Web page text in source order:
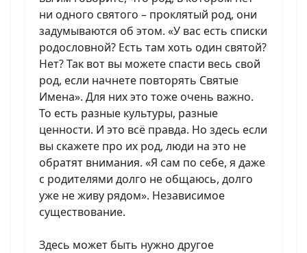
ни одного святого – проклятый род, они
задумываются об этом. «У вас есть списки
родословной? Есть там хоть один святой?
Нет? Так вот вы можете спасти весь свой
род, если начнете повторять Святые
Имена». Для них это тоже очень важно.
То есть разные культуры, разные
ценности. И это всё правда. Но здесь если
вы скажете про их род, люди на это не
обратят внимания. «Я сам по себе, я даже
с родителями долго не общаюсь, долго
уже не живу рядом». Независимое
существование.
Здесь может быть нужно другое